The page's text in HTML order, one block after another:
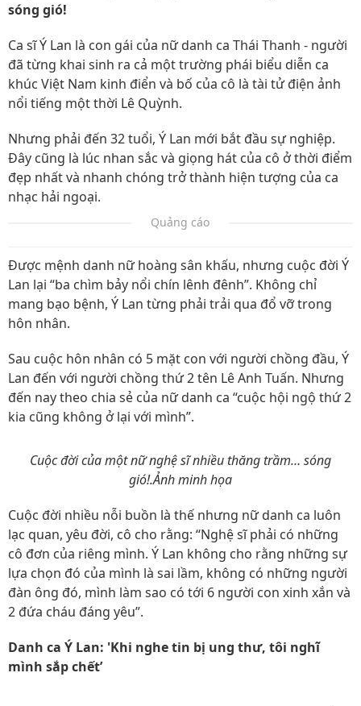
sóng gió!
Ca sĩ Ý Lan là con gái của nữ danh ca Thái Thanh - người
đã từng khai sinh ra cả một trường phái biểu diễn ca
khúc Việt Nam kinh điển và bố của cô là tài tử điện ảnh
nổi tiếng một thời Lê Quỳnh.
Nhưng phải đến 32 tuổi, Ý Lan mới bắt đầu sự nghiệp.
Đây cũng là lúc nhan sắc và giọng hát của cô ở thời điểm
đẹp nhất và nhanh chóng trở thành hiện tượng của ca
nhạc hải ngoại.
Quảng cáo
Được mệnh danh nữ hoàng sân khấu, nhưng cuộc đời Ý
Lan lại “ba chìm bảy nổi chín lênh đênh”. Không chỉ
mang bạo bệnh, Ý Lan từng phải trải qua đổ vỡ trong
hôn nhân.
Sau cuộc hôn nhân có 5 mặt con với người chồng đầu, Ý
Lan đến với người chồng thứ 2 tên Lê Anh Tuấn. Nhưng
đến nay theo chia sẻ của nữ danh ca “cuộc hội ngộ thứ 2
kia cũng không ở lại với mình”.
Cuộc đời của một nữ nghệ sĩ nhiều thăng trầm… sóng
gió!.Ảnh minh họa
Cuộc đời nhiều nỗi buồn là thế nhưng nữ danh ca luôn
lạc quan, yêu đời, cô cho rằng: “Nghệ sĩ phải có những
cô đơn của riêng mình. Ý Lan không cho rằng những sự
lựa chọn đó của mình là sai lầm, không có những người
đàn ông đó, mình làm sao có tới 6 người con xinh xắn và
2 đứa cháu đáng yêu”.
Danh ca Ý Lan: 'Khi nghe tin bị ung thư, tôi nghĩ
mình sắp chết’